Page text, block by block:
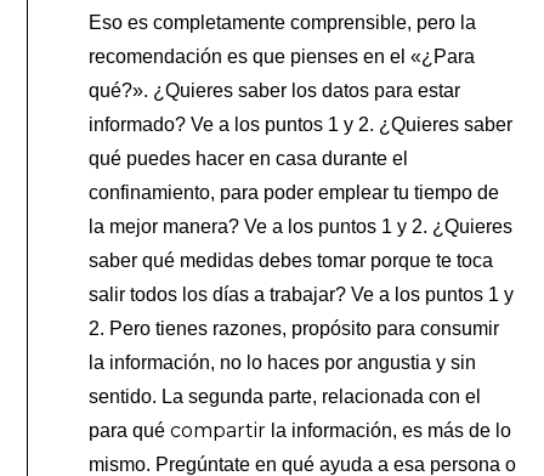
Eso es completamente comprensible, pero la
recomendación es que pienses en el «¿Para
qué?». ¿Quieres saber los datos para estar
informado? Ve a los puntos 1 y 2. ¿Quieres saber
qué puedes hacer en casa durante el
confinamiento, para poder emplear tu tiempo de
la mejor manera? Ve a los puntos 1 y 2. ¿Quieres
saber qué medidas debes tomar porque te toca
salir todos los días a trabajar? Ve a los puntos 1 y
2. Pero tienes razones, propósito para consumir
la información, no lo haces por angustia y sin
sentido. La segunda parte, relacionada con el
para quécompartir la información, es más de lo
mismo. Pregúntate en qué ayuda a esa persona o